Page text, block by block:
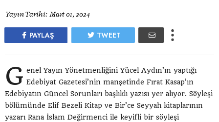
Yayın Tarihi: Mart 01, 2024
PAYLAŞ TWEET
G enel Yayın Yönetmenliğini Yücel Aydın’ın yaptığı
Edebiyat Gazetesi’nin manşetinde Fırat Kasap’ın
Edebiyatın Güncel Sorunları başlıklı yazısı yer alıyor. Söyleşi
bölümünde Elif Bezeli Kitap ve Bir’ce Seyyah kitaplarının
yazarı Rana İslam Değirmenci ile keyifli bir söyleşi